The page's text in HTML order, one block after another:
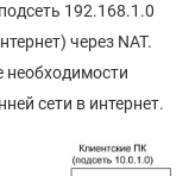
192.168.1.0
через NAT.
необходимости
сети в интернет.